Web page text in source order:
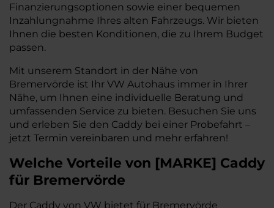
Finanzierungsoptionen sowie einer bequemen
Inzahlungnahme Ihres alten Fahrzeugs. Wir bieten
Ihnen die besten Konditionen, die zu Ihrem Budget
passen.
Mit unserem Standort in der Nähe von
Bremervörde ist Ihr VW Autohaus immer in Ihrer
Nähe, um Ihnen eine individuelle Beratung und
umfassenden Service zu bieten. Besuchen Sie uns
und erleben Sie den Caddy bei einer Probefahrt –
jetzt Termin vereinbaren und mehr erfahren!
Welche Vorteile von [MARKE] Caddy
für Bremervörde
Der Caddy von VW bietet für Bremervörde